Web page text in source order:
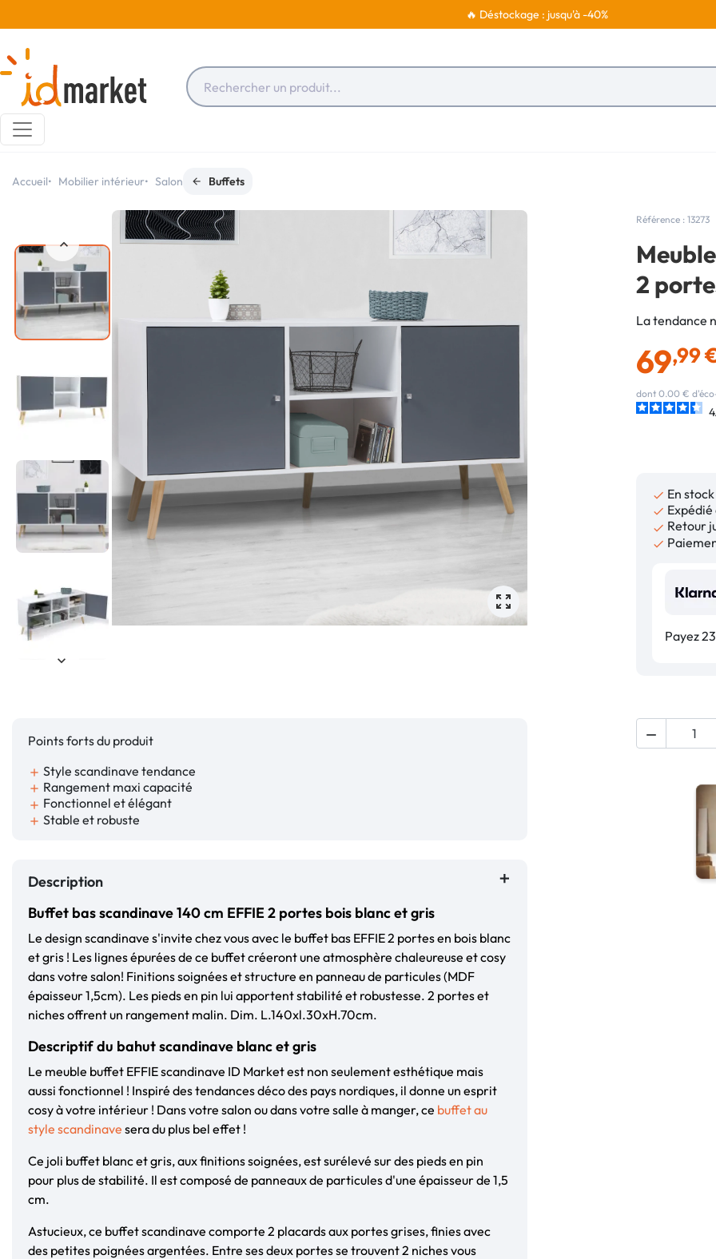
🔥 Déstockage : jusqu'à -40%
Accueil Mobilier intérieur Salon Buffets
Points forts du produit
add Style scandinave tendance
add Rangement maxi capacité
add Fonctionnel et élégant
add Stable et robuste
Description
Buffet bas scandinave 140 cm EFFIE 2 portes bois blanc et gris
Le design scandinave s'invite chez vous avec le buffet bas EFFIE 2 portes en bois blanc
et gris ! Les lignes épurées de ce buffet créeront une atmosphère chaleureuse et cosy
dans votre salon! Finitions soignées et structure en panneau de particules (MDF
épaisseur 1,5cm). Les pieds en pin lui apportent stabilité et robustesse. 2 portes et
niches offrent un rangement malin. Dim. L.140xl.30xH.70cm.
Descriptif du bahut scandinave blanc et gris
Le meuble buffet EFFIE scandinave ID Market est non seulement esthétique mais
aussi fonctionnel ! Inspiré des tendances déco des pays nordiques, il donne un esprit
cosy à votre intérieur ! Dans votre salon ou dans votre salle à manger, ce buffet au
style scandinave sera du plus bel effet !
Ce joli buffet blanc et gris, aux finitions soignées, est surélevé sur des pieds en pin
pour plus de stabilité. Il est composé de panneaux de particules d'une épaisseur de 1,5
cm.
Astucieux, ce buffet scandinave comporte 2 placards aux portes grises, finies avec
des petites poignées argentées. Entre ses deux portes se trouvent 2 niches vous
Référence : 13273
2
La tendance
69,99
dont 0.00 €
 En stock

 Retour

Payez
